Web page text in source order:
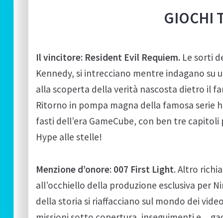
GIOCHI
Il vincitore: Resident Evil Requiem. Le sorti
Kennedy, si intrecciano mentre indagano
alla scoperta della verità nascosta dietro il
Ritorno in pompa magna della famosa serie
fasti dell’era GameCube, con ben tre
Hype alle stelle!
Menzione d’onore: 007 First Light. Altro
all’occhiello della produzione esclusiva per
della storia si riaffacciano sul mondo dei